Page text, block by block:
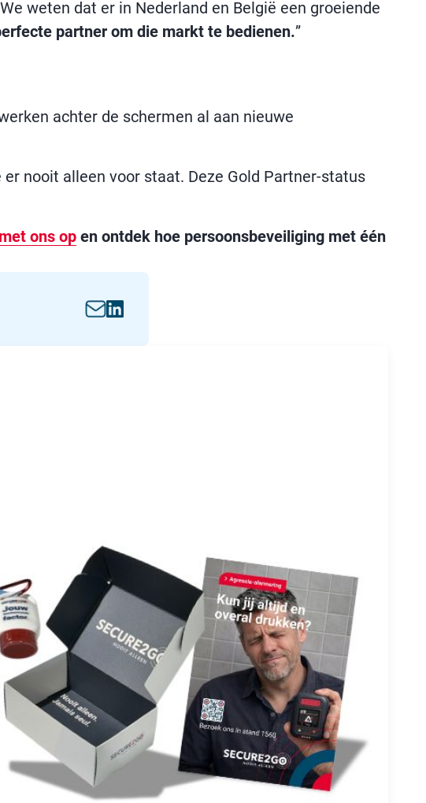
weten dat er in Nederland en België een groeiende
partner om die markt te bedienen.”
achter de schermen al aan nieuwe
nooit alleen voor staat. Deze Gold Partner-status
ons op en ontdek hoe persoonsbeveiliging met één